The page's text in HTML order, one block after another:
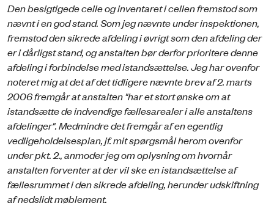
Den besigtigede celle og inventaret i cellen fremstod som
nævnt i en god stand. Som jeg nævnte under inspektionen,
fremstod den sikrede afdeling i øvrigt som den afdeling der
er i dårligst stand, og anstalten bør derfor prioritere denne
afdeling i forbindelse med istandsættelse. Jeg har ovenfor
noteret mig at det af det tidligere nævnte brev af 2. marts
2006 fremgår at anstalten "har et stort ønske om at
istandsætte de indvendige fællesarealer i alle anstaltens
afdelinger". Medmindre det fremgår af en egentlig
vedligeholdelsesplan, jf. mit spørgsmål herom ovenfor
under pkt. 2., anmoder jeg om oplysning om hvornår
anstalten forventer at der vil ske en istandsættelse af
fællesrummet i den sikrede afdeling, herunder udskiftning
af nedslidt møblement.